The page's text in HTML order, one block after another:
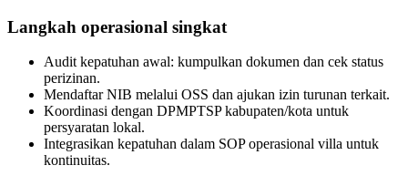
Bali’s Quietest Beaches Prove A Crowd-Free
Authorities Probe Foreigner Advertising Land
Langkah operasional singkat
Audit kepatuhan awal: kumpulkan dokumen dan cek status
perizinan.
Mendaftar NIB melalui OSS dan ajukan izin turunan terkait.
Koordinasi dengan DPMPTSP kabupaten/kota untuk
persyaratan lokal.
Integrasikan kepatuhan dalam SOP operasional villa untuk
kontinuitas.